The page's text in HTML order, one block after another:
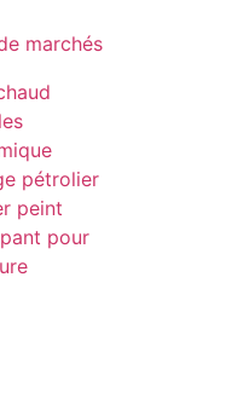
marchés
pétrolier
peint
pour